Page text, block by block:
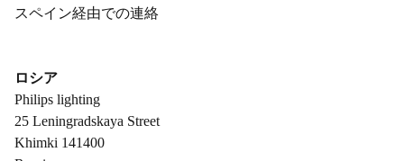
スペイン経由での連絡
ロシア
Philips lighting
25 Leningradskaya Street
Khimki 141400